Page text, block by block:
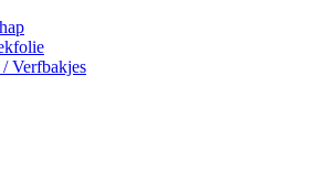
Verfbakjes